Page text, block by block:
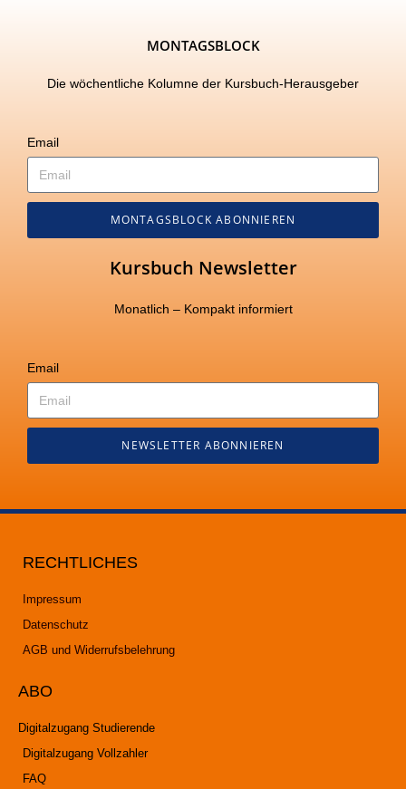
MONTAGSBLOCK
Die wöchentliche Kolumne der Kursbuch-Herausgeber
Email
MONTAGSBLOCK ABONNIEREN
Kursbuch Newsletter
Monatlich – Kompakt informiert
Email
NEWSLETTER ABONNIEREN
RECHTLICHES
Impressum
Datenschutz
AGB und Widerrufsbelehrung
ABO
Digitalzugang Studierende
Digitalzugang Vollzahler
FAQ